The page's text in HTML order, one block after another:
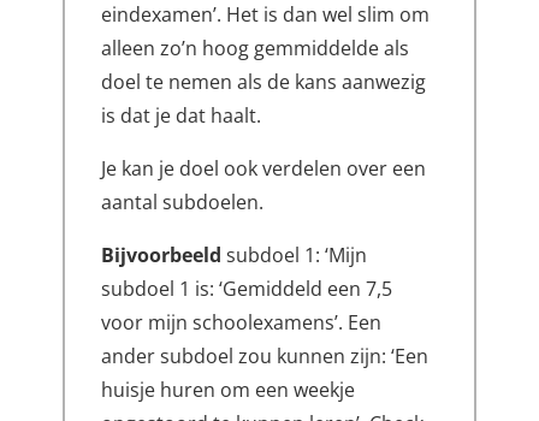
eindexamen’. Het is dan wel slim om
alleen zo’n hoog gemmiddelde als
doel te nemen als de kans aanwezig
is dat je dat haalt.
Je kan je doel ook verdelen over een
aantal subdoelen.
Bijvoorbeeld subdoel 1: ‘Mijn
subdoel 1 is: ‘Gemiddeld een 7,5
voor mijn schoolexamens’. Een
ander subdoel zou kunnen zijn: ‘Een
huisje huren om een weekje